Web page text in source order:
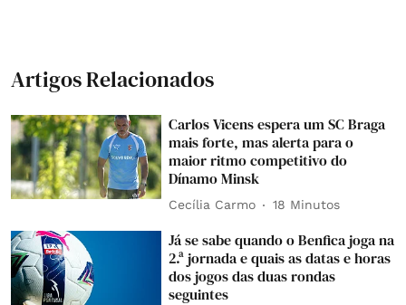
Artigos Relacionados
Carlos Vicens espera um SC Braga
mais forte, mas alerta para o
maior ritmo competitivo do
Dínamo Minsk
Cecília Carmo 18 Minutos
Já se sabe quando o Benfica joga na
2.ª jornada e quais as datas e horas
dos jogos das duas rondas
seguintes